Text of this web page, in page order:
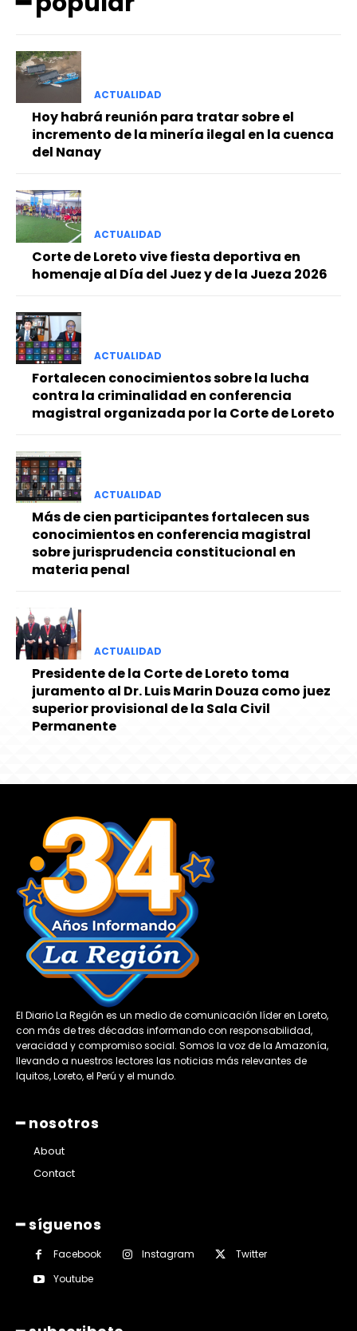
━ Planes
ACTUALIDAD
Hoy habrá reunión para tratar sobre el
incremento de la minería ilegal en la cuenca
del Nanay
ACTUALIDAD
Corte de Loreto vive fiesta deportiva en
homenaje al Día del Juez y de la Jueza 2026
ACTUALIDAD
Fortalecen conocimientos sobre la lucha
contra la criminalidad en conferencia
magistral organizada por la Corte de Loreto
ACTUALIDAD
Más de cien participantes fortalecen sus
conocimientos en conferencia magistral
sobre jurisprudencia constitucional en
materia penal
ACTUALIDAD
Presidente de la Corte de Loreto toma
juramento al Dr. Luis Marin Douza como juez
superior provisional de la Sala Civil
Permanente
El Diario La Región es un medio de comunicación líder en Loreto,
con más de tres décadas informando con responsabilidad,
veracidad y compromiso social. Somos la voz de la Amazonía,
llevando a nuestros lectores las noticias más relevantes de
Iquitos, Loreto, el Perú y el mundo.
━ nosotros
About
Contact
━ síguenos
Facebook Instagram
Twitter
Youtube